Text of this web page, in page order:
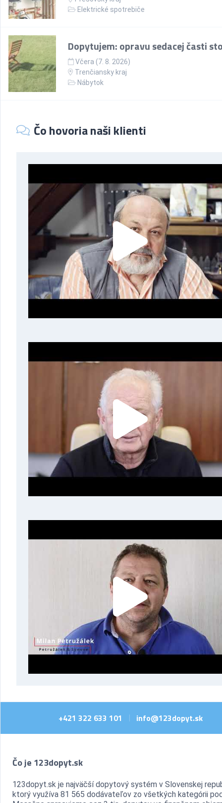
Elektrické spotrebiče
Dopytujem: opravu sedacej časti
Včera (7. 8. 2026)
Trenčiansky kraj
Nábytok
Čo hovoria naši klienti
+421 322 633 101 info@123dopyt.sk
Čo je 123dopyt.sk
123dopyt.sk je najväčší dopytový systém v Slovenskej
ktorý využíva 81 565 dodávateľov zo všetkých kategórii